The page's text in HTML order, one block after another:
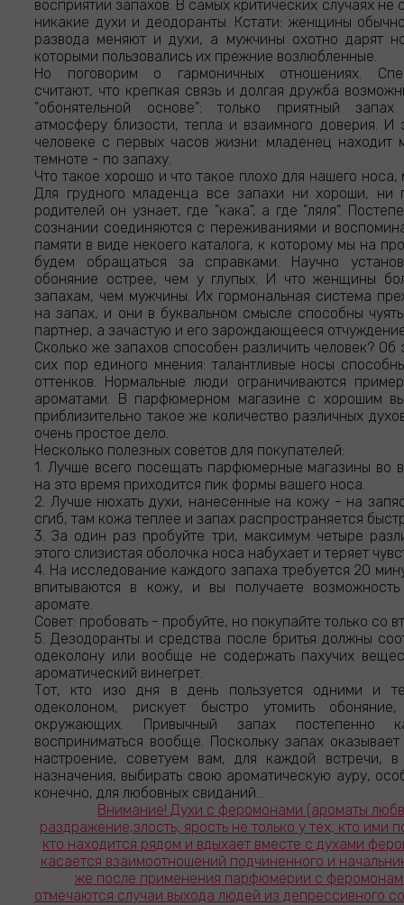
восприятии запахов. В самых критических случаях
никакие духи и деодоранты. Кстати: женщины
развода меняют и духи, а мужчины охотно дарят
которыми пользовались их прежние возлюбленные.
Но поговорим о гармоничных отношениях.
считают, что крепкая связь и долгая дружба
"обонятельной основе": только приятный
атмосферу близости, тепла и взаимного доверия. И
человеке с первых часов жизни: младенец находит
темноте - по запаху.
Что такое хорошо и что такое плохо для нашего носа,
Для грудного младенца все запахи ни хороши, ни
родителей он узнает, где "кака", а где "ляля".
сознании соединяются с переживаниями и
памяти в виде некоего каталога, к которому мы на
будем обращаться за справками. Научно
обоняние острее, чем у глупых. И что женщины
запахам, чем мужчины. Их гормональная система
на запах, и они в буквальном смысле способны
партнер, а зачастую и его зарождающееся
Сколько же запахов способен различить человек? Об
сих пор единого мнения: талантливые носы
оттенков. Нормальные люди ограничиваются
ароматами. В парфюмерном магазине с хорошим
приблизительно такое же количество различных
очень простое дело.
Несколько полезных советов для покупателей:
1. Лучше всего посещать парфюмерные магазины во
на это время приходится пик формы вашего носа.
2. Лучше нюхать духи, нанесенные на кожу - на
сгиб, там кожа теплее и запах распространяется
3. За один раз пробуйте три, максимум четыре
этого слизистая оболочка носа набухает и теряет
4. На исследование каждого запаха требуется 20
впитываются в кожу, и вы получаете
аромате.
Совет: пробовать - пробуйте, но покупайте только со
5. Дезодоранты и средства после бритья должны
одеколону или вообще не содержать пахучих
ароматический винегрет.
Тот, кто изо дня в день пользуется одними и
одеколоном, рискует быстро утомить
окружающих. Привычный запах постепенно
восприниматься вообще. Поскольку запах
настроение, советуем вам, для каждой встречи,
назначения, выбирать свою ароматическую ауру,
конечно, для любовных свиданий...
Внимание! Духи с феромонами (ароматы
раздражение,злость, ярость не только у тех, кто ими
кто находится рядом и вдыхает вместе с духами
касается взаимоотношений подчиненного и
же после применения парфюмерии с
отмечаются случаи выхода людей из депрессивного